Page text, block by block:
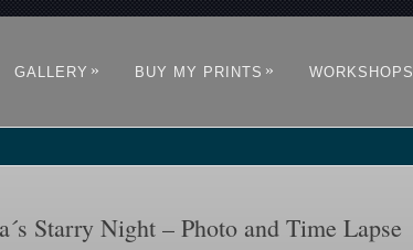
GALLERY » BUY MY PRINTS » WORKSHOPS
Starry Night – Photo and Time Lapse